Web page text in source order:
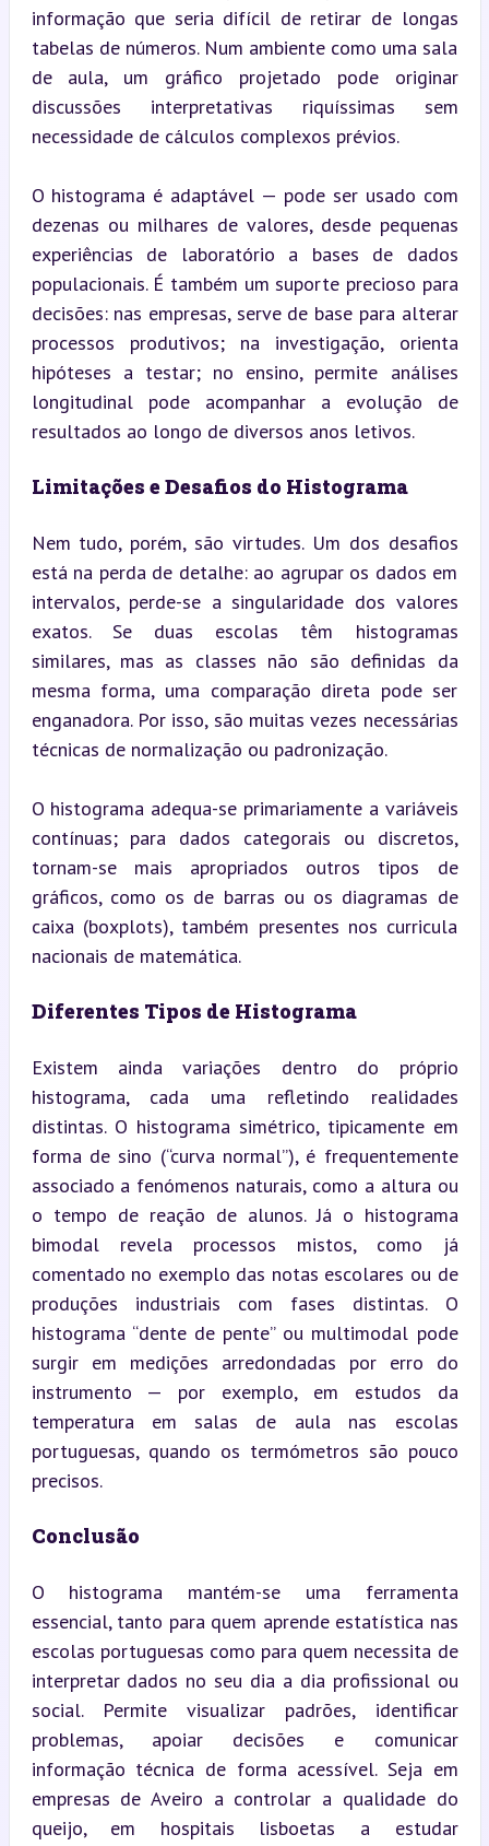
informação que seria difícil de retirar de longas
tabelas de números. Num ambiente como uma sala
de aula, um gráfico projetado pode originar
discussões interpretativas riquíssimas sem
necessidade de cálculos complexos prévios.
O histograma é adaptável — pode ser usado com
dezenas ou milhares de valores, desde pequenas
experiências de laboratório a bases de dados
populacionais. É também um suporte precioso para
decisões: nas empresas, serve de base para alterar
processos produtivos; na investigação, orienta
hipóteses a testar; no ensino, permite análises
longitudinal pode acompanhar a evolução de
resultados ao longo de diversos anos letivos.
Limitações e Desafios do Histograma
Nem tudo, porém, são virtudes. Um dos desafios
está na perda de detalhe: ao agrupar os dados em
intervalos, perde-se a singularidade dos valores
exatos. Se duas escolas têm histogramas
similares, mas as classes não são definidas da
mesma forma, uma comparação direta pode ser
enganadora. Por isso, são muitas vezes necessárias
técnicas de normalização ou padronização.
O histograma adequa-se primariamente a variáveis
contínuas; para dados categorais ou discretos,
tornam-se mais apropriados outros tipos de
gráficos, como os de barras ou os diagramas de
caixa (boxplots), também presentes nos curricula
nacionais de matemática.
Diferentes Tipos de Histograma
Existem ainda variações dentro do próprio
histograma, cada uma refletindo realidades
distintas. O histograma simétrico, tipicamente em
forma de sino (“curva normal”), é frequentemente
associado a fenómenos naturais, como a altura ou
o tempo de reação de alunos. Já o histograma
bimodal revela processos mistos, como já
comentado no exemplo das notas escolares ou de
produções industriais com fases distintas. O
histograma “dente de pente” ou multimodal pode
surgir em medições arredondadas por erro do
instrumento — por exemplo, em estudos da
temperatura em salas de aula nas escolas
portuguesas, quando os termómetros são pouco
precisos.
Conclusão
O histograma mantém-se uma ferramenta
essencial, tanto para quem aprende estatística nas
escolas portuguesas como para quem necessita de
interpretar dados no seu dia a dia profissional ou
social. Permite visualizar padrões, identificar
problemas, apoiar decisões e comunicar
informação técnica de forma acessível. Seja em
empresas de Aveiro a controlar a qualidade do
queijo, em hospitais lisboetas a estudar